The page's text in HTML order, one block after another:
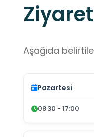
Aşağıda
Pazartesi
08:30 - 17:00